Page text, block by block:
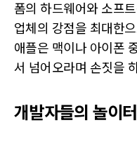
폼의 하드웨어와 소프
업체의 강점을 최대한
애플은 맥이나 아이폰
서 넘어오라며 손짓을
개발자들의 놀이